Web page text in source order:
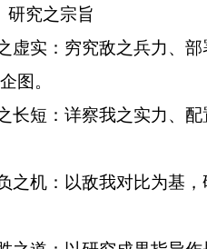
研究之宗旨
虚实：穷究敌之兵力、
图。
长短：详察我之实力、
之机：以敌我对比为基